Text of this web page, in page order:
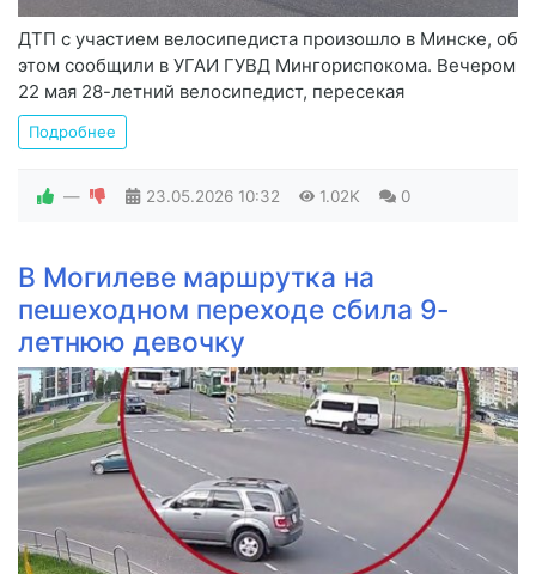
ДТП с участием велосипедиста произошло в Минске, об
этом сообщили в УГАИ ГУВД Мингориспокома. Вечером
22 мая 28-летний велосипедист, пересекая
Подробнее
— 23.05.2026 10:32 1.02K 0
В Могилеве маршрутка на
пешеходном переходе сбила 9-
летнюю девочку